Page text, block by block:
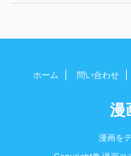
ホーム 問い合わせ
漫
漫画を